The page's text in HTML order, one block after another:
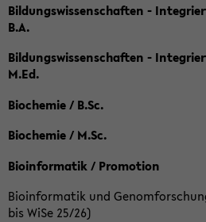
Bildungswissenschaften -
B.A.
Bildungswissenschaften -
M.Ed.
Biochemie / B.Sc.
Biochemie / M.Sc.
Bioinformatik / Promotion
Bioinformatik und
bis WiSe 25/26)